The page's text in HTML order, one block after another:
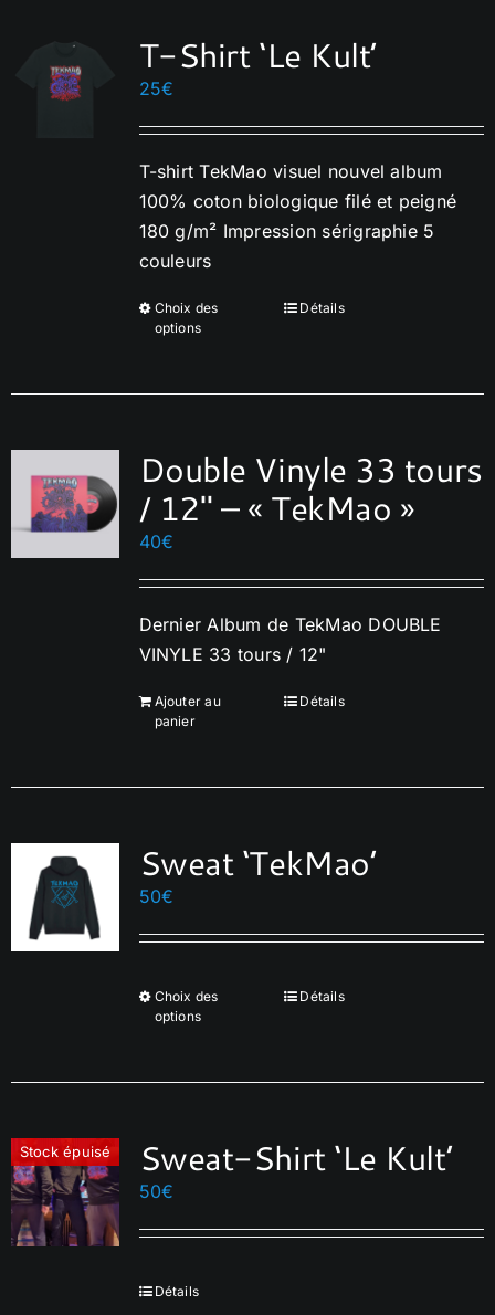
T-Shirt ‘Le Kult’
25€
T-shirt TekMao visuel nouvel album
100% coton biologique filé et peigné
180 g/m² Impression sérigraphie 5
couleurs
Choix des
options
Ce
plusieurs
Les
options
peuvent
choisies
page
du
Détails
Double Vinyle 33 tours
/ 12″ – « TekMao »
40€
Dernier Album de TekMao DOUBLE
VINYLE 33 tours / 12"
Ajouter au
panier
Détails
Sweat ‘TekMao’
50€
Choix des
options
Ce
plusieurs
Les
être
Détails
Stock épuisé Sweat-Shirt ‘Le Kult’
50€
Détails